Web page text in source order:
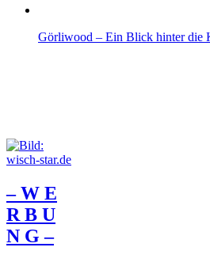
Görliwood – Ein Blick hinter die
– W Ε
R Β U
Ν G –